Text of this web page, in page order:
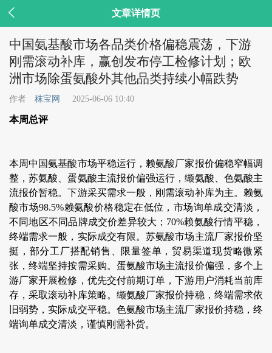
 文章详情页
中国氨基酸市场各品类价格偏稳震荡，下游
刚需滚动补库，赢创发布停工检修计划；欧
洲市场除蛋氨酸外其他品类持续小幅跌势
作者 秣宝网 2025-06-06 10:40
本周总评
本周中国氨基酸市场平稳运行，赖氨酸厂家报价偏稳窄幅调
整，苏氨酸、蛋氨酸主流报价偏强运行，缬氨酸、色氨酸主
流报价暂稳。下游采买需求一般，刚需滚动补库为主。赖氨
酸市场98.5%赖氨酸价格稳定在低位，市场询单成交清淡，
不同地区不同品牌成交价差异较大；70%赖氨酸行情平稳，
终端需求一般，实际成交有限。苏氨酸市场主流厂家报价坚
挺，部分工厂搭配销售、限量签单，贸易渠道现货略微紧
张，终端坚持按需采购。蛋氨酸市场主流报价偏强，多个上
游厂家开展检修，优先交付前期订单，下游用户消耗当前库
存，采取滚动补库策略。缬氨酸厂家报价持稳，终端需求依
旧弱势，实际成交平稳。色氨酸市场主流厂家报价持稳，终
端询单成交清淡，谨慎刚需补货。